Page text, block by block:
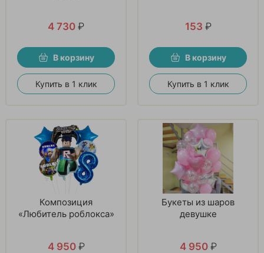
4 730 ₽
В корзину
Купить в 1 клик
153 ₽
В корзину
Купить в 1 клик
Композиция
«Любитель роблокса»
4 950 ₽
Букеты из шаров
девушке
4 950 ₽